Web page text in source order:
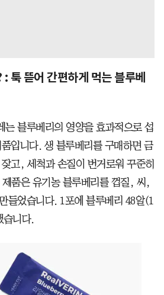
툭 뜯어 간편하게 먹는 블루베
는 블루베리의 영양을 효과적으로 섭
입니다. 생 블루베리를 구매하면 금
고, 세척과 손질이 번거로워 꾸준히
품은 유기농 블루베리를 껍질, 씨,
들었습니다. 1포에 블루베리 48알(1
습니다.